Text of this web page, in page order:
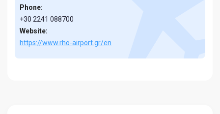
Phone:
+30 2241 088700
Website:
https://www.rho-airport.gr/en